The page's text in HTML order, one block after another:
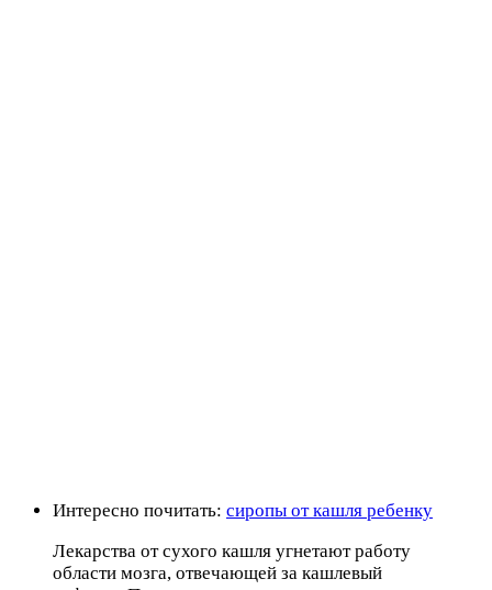
Интересно почитать: сиропы от кашля ребенку
Лекарства от сухого кашля угнетают работу
области мозга, отвечающей за кашлевый